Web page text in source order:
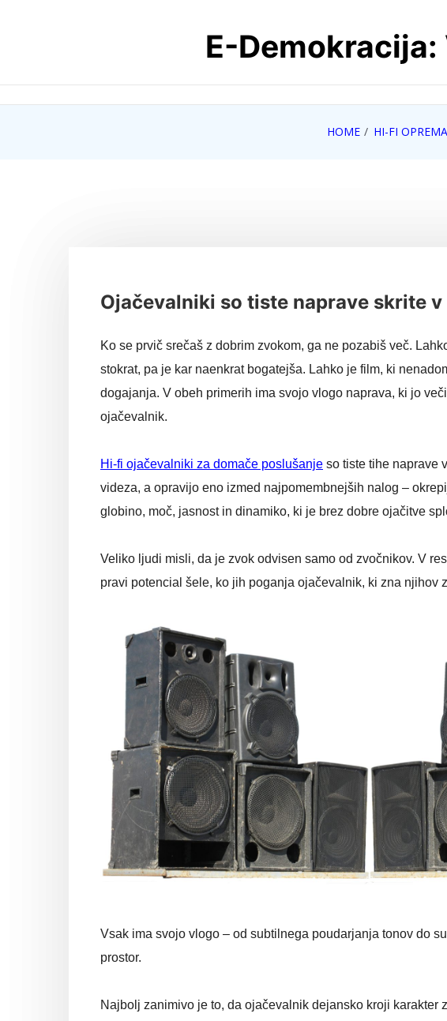
E-
HOME HI-FI OPREMA
Ojačevalniki so tiste naprave skrite
Ko se prvič srečaš z dobrim zvokom, ga ne pozabiš več.
stokrat, pa je kar naenkrat bogatejša. Lahko je film, ki
dogajanja. V obeh primerih ima svojo vlogo naprava, ki jo
ojačevalnik.
Hi-fi ojačevalniki za domače poslušanje so tiste tihe naprave
videza, a opravijo eno izmed najpomembnejših nalog –
globino, moč, jasnost in dinamiko, ki je brez dobre ojačitve
Veliko ljudi misli, da je zvok odvisen samo od zvočnikov. V
pravi potencial šele, ko jih poganja ojačevalnik, ki zna njihov
Vsak ima svojo vlogo – od subtilnega poudarjanja tonov do
prostor.
Najbolj zanimivo je to, da ojačevalnik dejansko kroji karakter